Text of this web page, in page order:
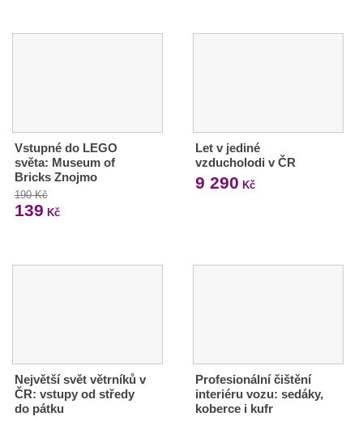
Vstupné do LEGO
světa: Museum of
Bricks Znojmo
190 Kč
139 Kč
Let v jediné
vzducholodi v ČR
9 290 Kč
Největší svět větrníků v
ČR: vstupy od středy
do pátku
Profesionální čištění
interiéru vozu: sedáky,
koberce i kufr